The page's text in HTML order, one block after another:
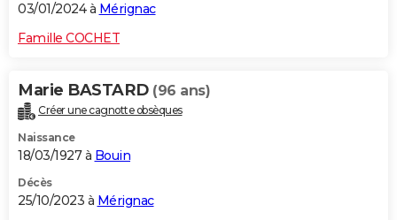
03/01/2024 à Mérignac
Famille COCHET
Marie BASTARD (96 ans)
Créer une cagnotte obsèques
Naissance
18/03/1927 à Bouin
Décès
25/10/2023 à Mérignac